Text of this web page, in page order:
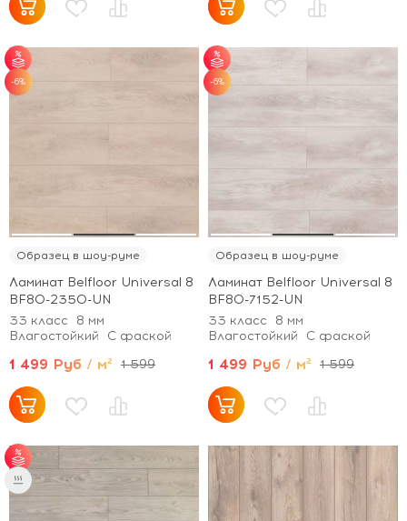
-6%
Образец в шоу-руме
Ламинат Belfloor Universal 8
BF80-2350-UN
33 класс
8 мм
Влагостойкий
С фаской
1 499 Руб / м² 1 599
от 30 м² - скидка 5%.
-6%
Образец в шоу-руме
Ламинат Belfloor Universal 8
BF80-7152-UN
33 класс
8 мм
Влагостойкий
С фаской
1 499 Руб / м² 1 599
от 50 м² - скидка 5%;
от 70 м² - скидка 7%;